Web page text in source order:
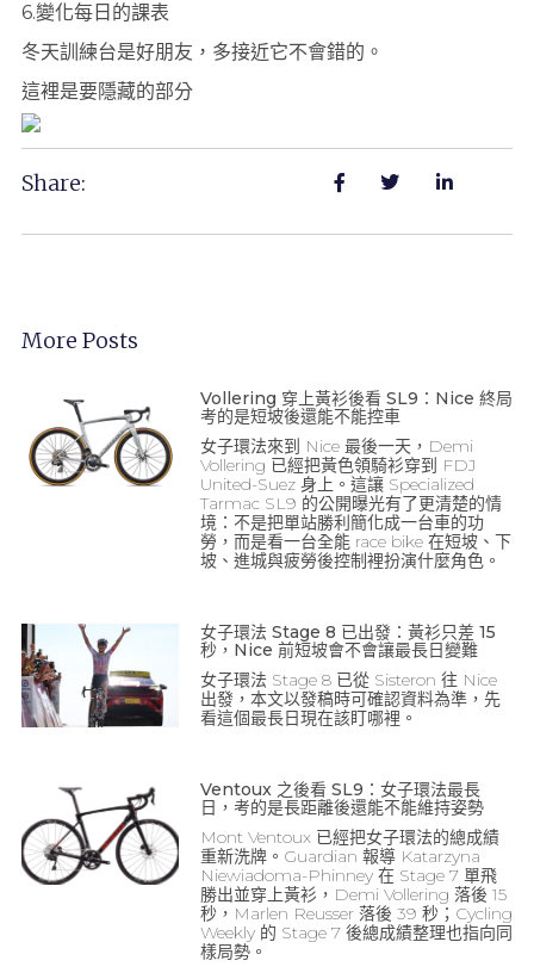
6.變化每日的課表
冬天訓練台是好朋友，多接近它不會錯的。
這裡是要隱藏的部分
Share:
More Posts
Vollering 穿上黃衫後看 SL9：Nice 終局
考的是短坡後還能不能控車
女子環法來到 Nice 最後一天，Demi
Vollering 已經把黃色領騎衫穿到 FDJ
United-Suez 身上。這讓 Specialized
Tarmac SL9 的公開曝光有了更清楚的情
境：不是把單站勝利簡化成一台車的功
勞，而是看一台全能 race bike 在短坡、下
坡、進城與疲勞後控制裡扮演什麼角色。
女子環法 Stage 8 已出發：黃衫只差 15
秒，Nice 前短坡會不會讓最長日變難
女子環法 Stage 8 已從 Sisteron 往 Nice
出發，本文以發稿時可確認資料為準，先
看這個最長日現在該盯哪裡。
Ventoux 之後看 SL9：女子環法最長
日，考的是長距離後還能不能維持姿勢
Mont Ventoux 已經把女子環法的總成績
重新洗牌。Guardian 報導 Katarzyna
Niewiadoma-Phinney 在 Stage 7 單飛
勝出並穿上黃衫，Demi Vollering 落後 15
秒，Marlen Reusser 落後 39 秒；Cycling
Weekly 的 Stage 7 後總成績整理也指向同
樣局勢。